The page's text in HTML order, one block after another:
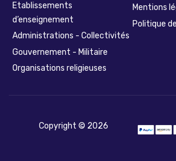
Etablissements
d’enseignement
Administrations - Collectivités
Gouvernement - Militaire
Organisations religieuses
Mentions
Politique
Copyright © 2026